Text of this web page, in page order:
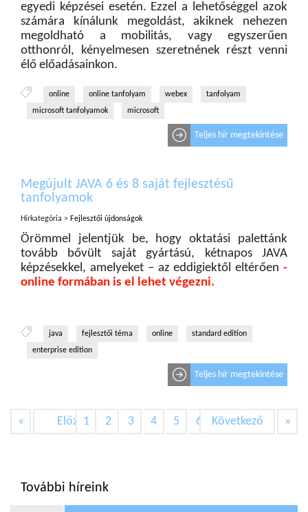
egyedi képzései esetén. Ezzel a lehetőséggel azok
számára kínálunk megoldást, akiknek nehezen
megoldható a mobilitás, vagy egyszerűen
otthonról, kényelmesen szeretnének részt venni
élő előadásainkon.
online online tanfolyam webex
tanfolyam
microsoft tanfolyamok
microsoft
Teljes hír megtekintése
Megújult JAVA 6 és 8 saját fejlesztésű
tanfolyamok
Hírkategória > Fejlesztői újdonságok
Örömmel jelentjük be, hogy oktatási palettánk
tovább bővült saját gyártású, kétnapos JAVA
képzésekkel, amelyeket – az eddigiektől eltérően -
online formában is el lehet végezni.
java fejlesztői téma online
standard edition
enterprise edition
Teljes hír megtekintése
« Előző1 2 3 4 5 6 7
Következő »
További híreink